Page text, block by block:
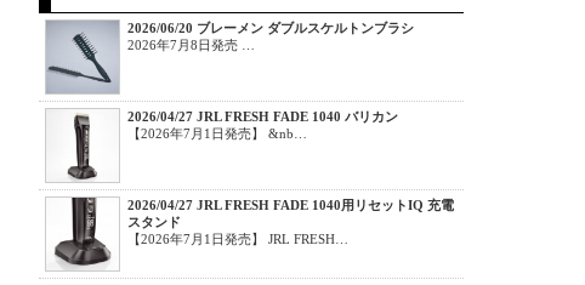
2026/06/20 ブレーメン ダブルスケルトンブラシ
2026年7月8日発売 …
2026/04/27 JRL FRESH FADE 1040 バリカン
【2026年7月1日発売】 &nb…
2026/04/27 JRL FRESH FADE 1040用リセットIQ 充電
スタンド
【2026年7月1日発売】 JRL FRESH…